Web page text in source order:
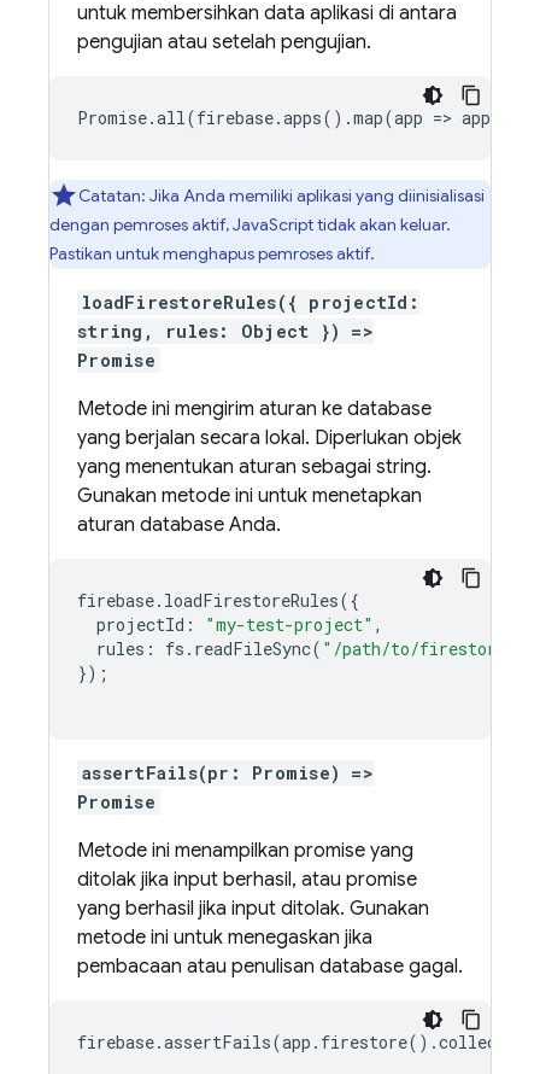
untuk membersihkan data aplikasi di antara
pengujian atau setelah pengujian.
Promise.all(firebase.apps().map(app =>
Catatan: Jika Anda memiliki aplikasi yang diinisialisasi
dengan pemroses aktif, JavaScript tidak akan keluar.
Pastikan untuk menghapus pemroses aktif.
loadFirestoreRules({ projectId:
string, rules: Object }) =>
Promise
Metode ini mengirim aturan ke database
yang berjalan secara lokal. Diperlukan objek
yang menentukan aturan sebagai string.
Gunakan metode ini untuk menetapkan
aturan database Anda.
firebase. loadFirestoreRules({
projectId : "my-test-project" ,
rules : fs . readFileSync( "/path/to/
});
assertFails(pr: Promise) =>
Promise
Metode ini menampilkan promise yang
ditolak jika input berhasil, atau promise
yang berhasil jika input ditolak. Gunakan
metode ini untuk menegaskan jika
pembacaan atau penulisan database gagal.